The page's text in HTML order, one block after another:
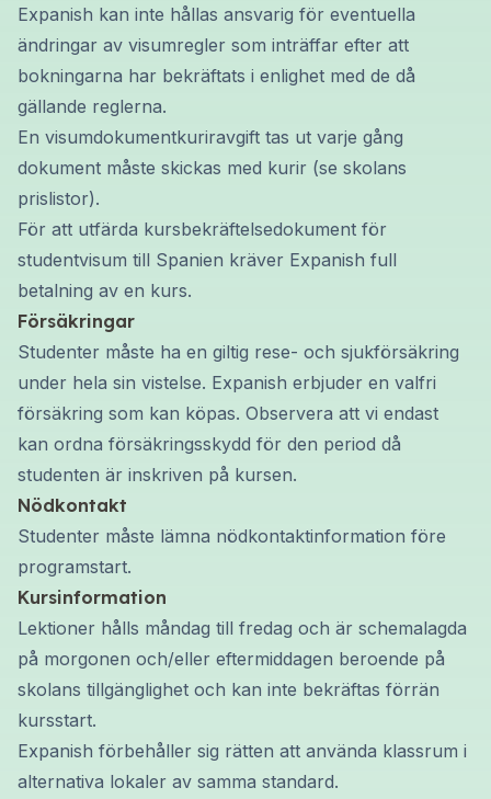
Expanish kan inte hållas ansvarig för eventuella
ändringar av visumregler som inträffar efter att
bokningarna har bekräftats i enlighet med de då
gällande reglerna.
En visumdokumentkuriravgift tas ut varje gång
dokument måste skickas med kurir (se skolans
prislistor).
För att utfärda kursbekräftelsedokument för
studentvisum till Spanien kräver Expanish full
betalning av en kurs.
Försäkringar
Studenter måste ha en giltig rese- och sjukförsäkring
under hela sin vistelse. Expanish erbjuder en valfri
försäkring som kan köpas. Observera att vi endast
kan ordna försäkringsskydd för den period då
studenten är inskriven på kursen.
Nödkontakt
Studenter måste lämna nödkontaktinformation före
programstart.
Kursinformation
Lektioner hålls måndag till fredag och är schemalagda
på morgonen och/eller eftermiddagen beroende på
skolans tillgänglighet och kan inte bekräftas förrän
kursstart.
Expanish förbehåller sig rätten att använda klassrum i
alternativa lokaler av samma standard.